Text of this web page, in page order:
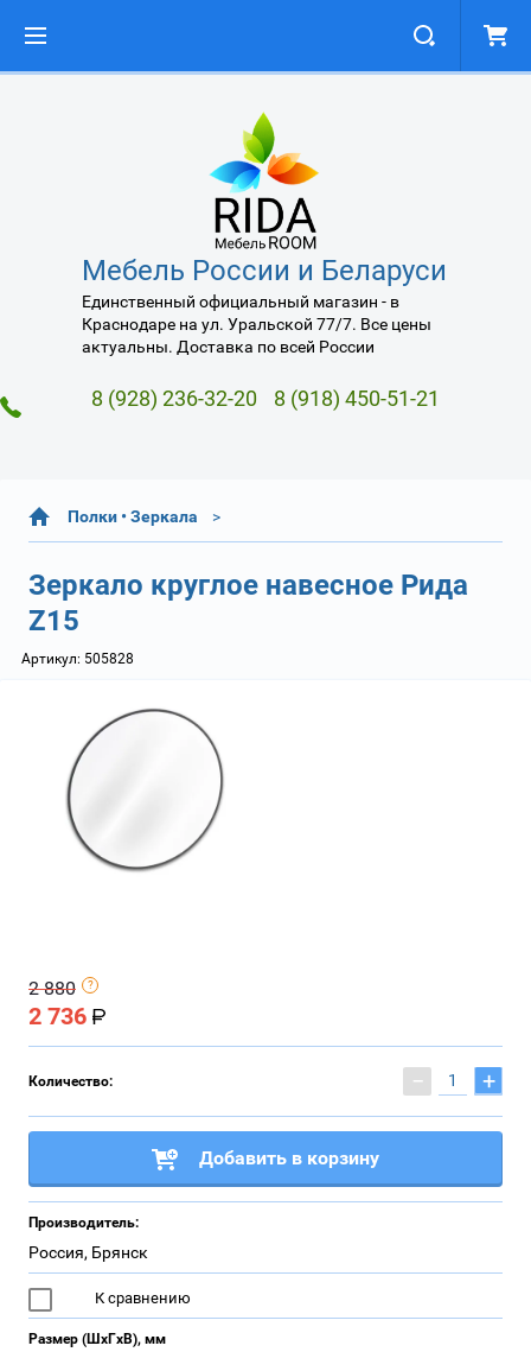
Мебель России и Беларуси
Единственный официальный магазин - в
Краснодаре на ул. Уральской 77/7. Все цены
актуальны. Доставка по всей России
8 (928) 236-32-20 8 (918) 450-51-21
Полки • Зеркала
Зеркало круглое навесное Рида
Z15
Артикул: 505828
2 880
2 736
Количество: − +
Добавить в корзину
Производитель:
Россия, Брянск
К сравнению
Размер (ШхГхВ), мм